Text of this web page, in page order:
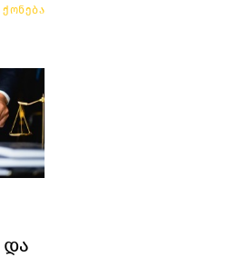
ქონება